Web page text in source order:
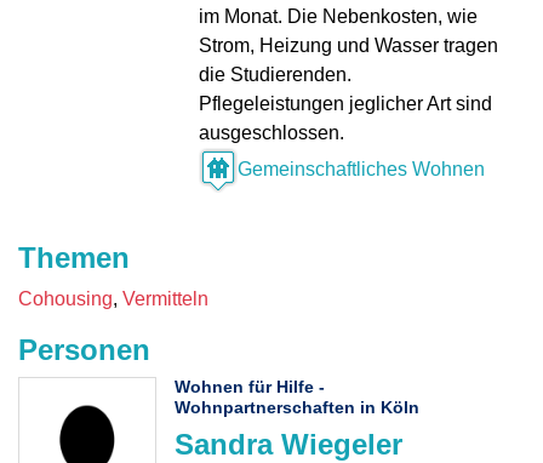
im Monat. Die Nebenkosten, wie
Strom, Heizung und Wasser tragen
die Studierenden.
Pflegeleistungen jeglicher Art sind
ausgeschlossen.
Gemeinschaftliches Wohnen
Themen
Cohousing Vermitteln
Personen
Sandra Wiegeler
Wohnen für Hilfe -
Wohnpartnerschaften in Köln